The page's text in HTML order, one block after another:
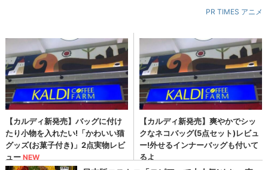
PR TIMES アニメ